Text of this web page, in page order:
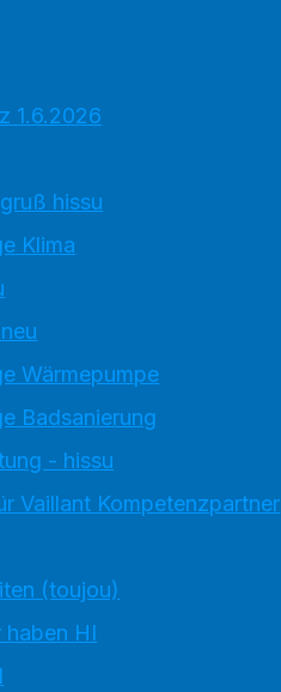
1.6.2026
hissu
Klima
Wärmepumpe
Badsanierung
- hissu
Vaillant Kompetenzpartner
(toujou)
haben HI